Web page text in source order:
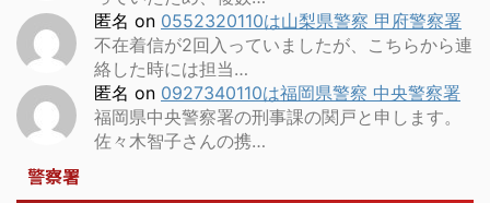
匿名 on 0552320110は山梨県警察 甲府警察署
不在着信が2回入っていましたが、こちらから連
絡した時には担当…
匿名 on 0927340110は福岡県警察 中央警察署
福岡県中央警察署の刑事課の関戸と申します。
佐々木智子さんの携…
警察署